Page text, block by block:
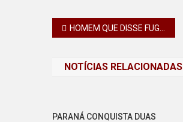
Navegação
Post
HOMEM QUE DISSE FUGIR DE CLÍNICA PSIQUIÁTRICA ASSUSTA MORADORES NA SERRA DO CADEADO EM MAUÁ DA SERRA
NOTÍCIAS RELACIONADAS
PARANÁ CONQUISTA DUAS